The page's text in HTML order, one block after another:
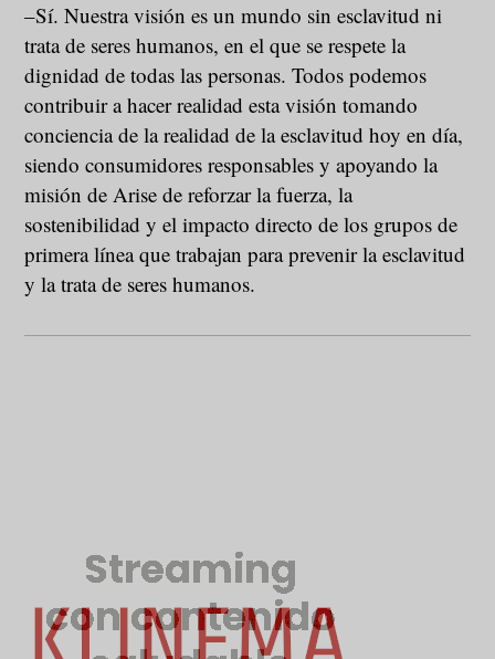
–Sí. Nuestra visión es un mundo sin esclavitud ni
trata de seres humanos, en el que se respete la
dignidad de todas las personas. Todos podemos
contribuir a hacer realidad esta visión tomando
conciencia de la realidad de la esclavitud hoy en día,
siendo consumidores responsables y apoyando la
misión de Arise de reforzar la fuerza, la
sostenibilidad y el impacto directo de los grupos de
primera línea que trabajan para prevenir la esclavitud
y la trata de seres humanos.